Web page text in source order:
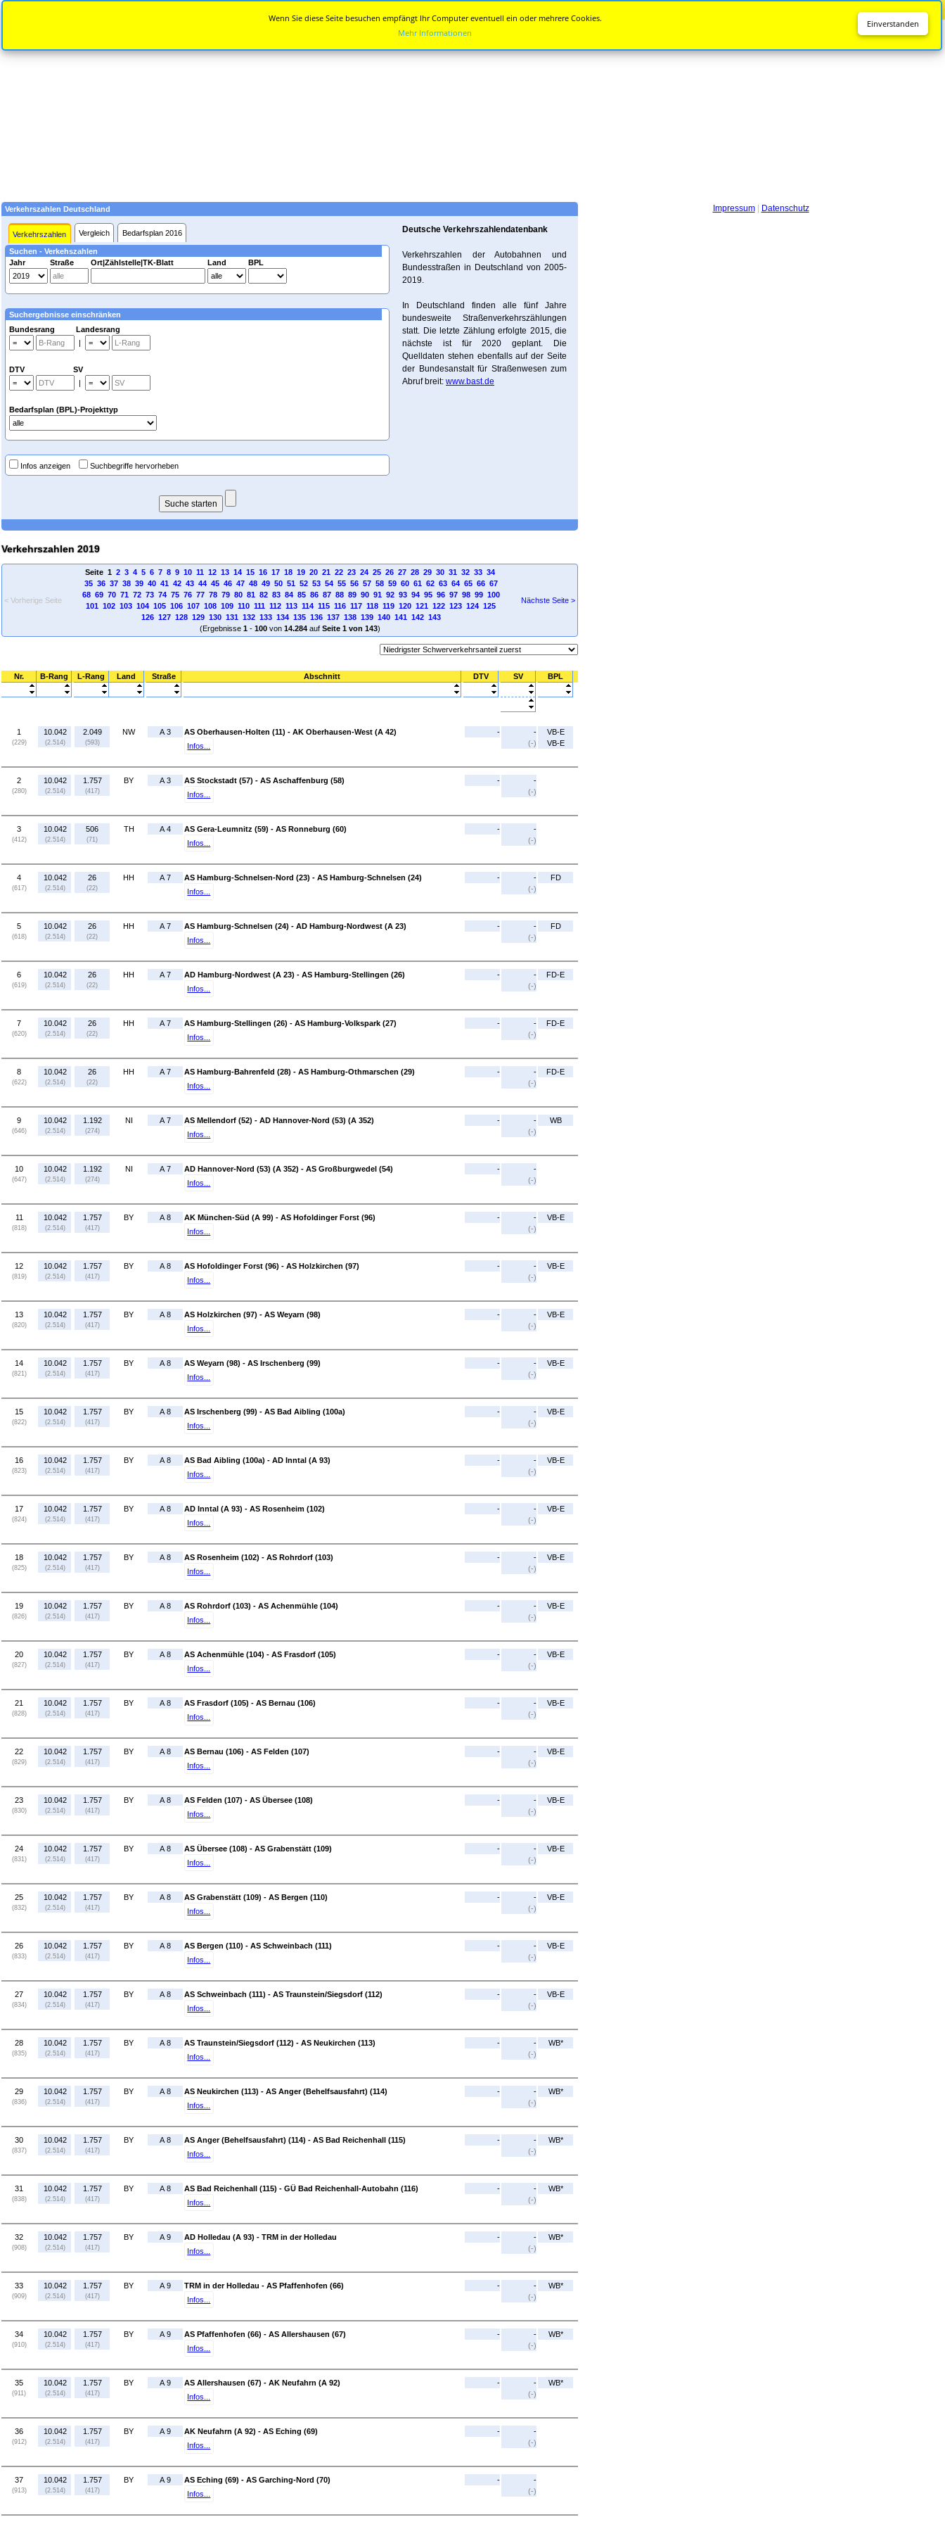
Verkehrszahlen Deutschland
Verkehrszahlen Vergleich Bedarfsplan 2016
Suchen - Verkehszahlen
Jahr
Straße Ort|Zählstelle|TK-Blatt Land BPL
Suchergebnisse einschränken
Bundesrang Landesrang
|
DTV SV
|
Bedarfsplan (BPL)-Projekttyp
Infos anzeigen Suchbegriffe hervorheben
Deutsche Verkehrszahlendatenbank
Verkehrszahlen der Autobahnen und
Bundesstraßen in Deutschland von 2005-
2019.
In Deutschland finden alle fünf Jahre
bundesweite Straßenverkehrszählungen
statt. Die letzte Zählung erfolgte 2015, die
nächste ist für 2020 geplant. Die
Quelldaten stehen ebenfalls auf der Seite
der Bundesanstalt für Straßenwesen zum
Abruf breit: www.bast.de
Verkehrszahlen 2019
< Vorherige Seite
Seite 1 2 3 4 5 6 7 8 9 10 11 12 13 14 15 16 17 18 19 20 21 22 23 24 25 26 27 28 29 30 31 32 33 34
35 36 37 38 39 40 41 42 43 44 45 46 47 48 49 50 51 52 53 54 55 56 57 58 59 60 61 62 63 64 65 66 67
68 69 70 71 72 73 74 75 76 77 78 79 80 81 82 83 84 85 86 87 88 89 90 91 92 93 94 95 96 97 98 99 100
101 102 103 104 105 106 107 108 109 110 111 112 113 114 115 116 117 118 119 120 121 122 123 124 125
126 127 128 129 130 131 132 133 134 135 136 137 138 139 140 141 142 143
(Ergebnisse 1- 100von 14.284auf Seite 1 von 143)
Nächste Seite >
Nr. B-Rang L-Rang Land Straße Abschnitt DTV SV BPL
1
(229)
10.042
(2.514)
2.049
(593)
NW A 3
AS Oberhausen-Holten (11) - AK Oberhausen-West (A 42)
Infos...
-
-
(-)
VB-E
VB-E
2
(280)
10.042
(2.514)
1.757
(417)
BY A 3
AS Stockstadt (57) - AS Aschaffenburg (58)
Infos...
-
-
(-)
3
(412)
10.042
(2.514)
506
(71)
TH A 4
AS Gera-Leumnitz (59) - AS Ronneburg (60)
Infos...
-
-
(-)
4
(617)
10.042
(2.514)
26
(22)
HH A 7
AS Hamburg-Schnelsen-Nord (23) - AS Hamburg-Schnelsen (24)
Infos...
-
-
(-)
FD
5
(618)
10.042
(2.514)
26
(22)
HH A 7
AS Hamburg-Schnelsen (24) - AD Hamburg-Nordwest (A 23)
Infos...
-
-
(-)
FD
6
(619)
10.042
(2.514)
26
(22)
HH A 7
AD Hamburg-Nordwest (A 23) - AS Hamburg-Stellingen (26)
Infos...
-
-
(-)
FD-E
7
(620)
10.042
(2.514)
26
(22)
HH A 7
AS Hamburg-Stellingen (26) - AS Hamburg-Volkspark (27)
Infos...
-
-
(-)
FD-E
8
(622)
10.042
(2.514)
26
(22)
HH A 7
AS Hamburg-Bahrenfeld (28) - AS Hamburg-Othmarschen (29)
Infos...
-
-
(-)
FD-E
9
(646)
10.042
(2.514)
1.192
(274)
NI A 7
AS Mellendorf (52) - AD Hannover-Nord (53) (A 352)
Infos...
-
-
(-)
WB
10
(647)
10.042
(2.514)
1.192
(274)
NI A 7
AD Hannover-Nord (53) (A 352) - AS Großburgwedel (54)
Infos...
-
-
(-)
11
(818)
10.042
(2.514)
1.757
(417)
BY A 8
AK München-Süd (A 99) - AS Hofoldinger Forst (96)
Infos...
-
-
(-)
VB-E
12
(819)
10.042
(2.514)
1.757
(417)
BY A 8
AS Hofoldinger Forst (96) - AS Holzkirchen (97)
Infos...
-
-
(-)
VB-E
13
(820)
10.042
(2.514)
1.757
(417)
BY A 8
AS Holzkirchen (97) - AS Weyarn (98)
Infos...
-
-
(-)
VB-E
14
(821)
10.042
(2.514)
1.757
(417)
BY A 8
AS Weyarn (98) - AS Irschenberg (99)
Infos...
-
-
(-)
VB-E
15
(822)
10.042
(2.514)
1.757
(417)
BY A 8
AS Irschenberg (99) - AS Bad Aibling (100a)
Infos...
-
-
(-)
VB-E
16
(823)
10.042
(2.514)
1.757
(417)
BY A 8
AS Bad Aibling (100a) - AD Inntal (A 93)
Infos...
-
-
(-)
VB-E
17
(824)
10.042
(2.514)
1.757
(417)
BY A 8
AD Inntal (A 93) - AS Rosenheim (102)
Infos...
-
-
(-)
VB-E
18
(825)
10.042
(2.514)
1.757
(417)
BY A 8
AS Rosenheim (102) - AS Rohrdorf (103)
Infos...
-
-
(-)
VB-E
19
(826)
10.042
(2.514)
1.757
(417)
BY A 8
AS Rohrdorf (103) - AS Achenmühle (104)
Infos...
-
-
(-)
VB-E
20
(827)
10.042
(2.514)
1.757
(417)
BY A 8
AS Achenmühle (104) - AS Frasdorf (105)
Infos...
-
-
(-)
VB-E
21
(828)
10.042
(2.514)
1.757
(417)
BY A 8
AS Frasdorf (105) - AS Bernau (106)
Infos...
-
-
(-)
VB-E
22
(829)
10.042
(2.514)
1.757
(417)
BY A 8
AS Bernau (106) - AS Felden (107)
Infos...
-
-
(-)
VB-E
23
(830)
10.042
(2.514)
1.757
(417)
BY A 8
AS Felden (107) - AS Übersee (108)
Infos...
-
-
(-)
VB-E
24
(831)
10.042
(2.514)
1.757
(417)
BY A 8
AS Übersee (108) - AS Grabenstätt (109)
Infos...
-
-
(-)
VB-E
25
(832)
10.042
(2.514)
1.757
(417)
BY A 8
AS Grabenstätt (109) - AS Bergen (110)
Infos...
-
-
(-)
VB-E
26
(833)
10.042
(2.514)
1.757
(417)
BY A 8
AS Bergen (110) - AS Schweinbach (111)
Infos...
-
-
(-)
VB-E
27
(834)
10.042
(2.514)
1.757
(417)
BY A 8
AS Schweinbach (111) - AS Traunstein/Siegsdorf (112)
Infos...
-
-
(-)
VB-E
28
(835)
10.042
(2.514)
1.757
(417)
BY A 8
AS Traunstein/Siegsdorf (112) - AS Neukirchen (113)
Infos...
-
-
(-)
WB*
29
(836)
10.042
(2.514)
1.757
(417)
BY A 8
AS Neukirchen (113) - AS Anger (Behelfsausfahrt) (114)
Infos...
-
-
(-)
WB*
30
(837)
10.042
(2.514)
1.757
(417)
BY A 8
AS Anger (Behelfsausfahrt) (114) - AS Bad Reichenhall (115)
Infos...
-
-
(-)
WB*
31
(838)
10.042
(2.514)
1.757
(417)
BY A 8
AS Bad Reichenhall (115) - GÜ Bad Reichenhall-Autobahn (116)
Infos...
-
-
(-)
WB*
32
(908)
10.042
(2.514)
1.757
(417)
BY A 9
AD Holledau (A 93) - TRM in der Holledau
Infos...
-
-
(-)
WB*
33
(909)
10.042
(2.514)
1.757
(417)
BY A 9
TRM in der Holledau - AS Pfaffenhofen (66)
Infos...
-
-
(-)
WB*
34
(910)
10.042
(2.514)
1.757
(417)
BY A 9
AS Pfaffenhofen (66) - AS Allershausen (67)
Infos...
-
-
(-)
WB*
35
(911)
10.042
(2.514)
1.757
(417)
BY A 9
AS Allershausen (67) - AK Neufahrn (A 92)
Infos...
-
-
(-)
WB*
36
(912)
10.042
(2.514)
1.757
(417)
BY A 9
AK Neufahrn (A 92) - AS Eching (69)
Infos...
-
-
(-)
37
(913)
10.042
(2.514)
1.757
(417)
BY A 9
AS Eching (69) - AS Garching-Nord (70)
Infos...
-
-
(-)
Impressum| Datenschutz
Einverstanden
Wenn Sie diese Seite besuchen empfängt Ihr Computer eventuell ein oder mehrere Cookies.
Mehr Informationen